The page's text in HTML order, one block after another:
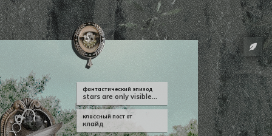
фантастический эпизод
stars are only visible...
классный пост от
клайд